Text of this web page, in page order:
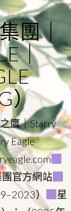
團｜
｜
）
鷹｜Starry
Eagle
官方網站
）
星